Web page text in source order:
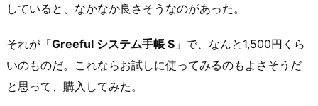
していると、なかなか良さそうなのがあった。
それが「Greeful システム手帳 S 」で、なんと1,500円くら
いのものだ。これならお試しに使ってみるのもよさそうだ
と思って、購入してみた。